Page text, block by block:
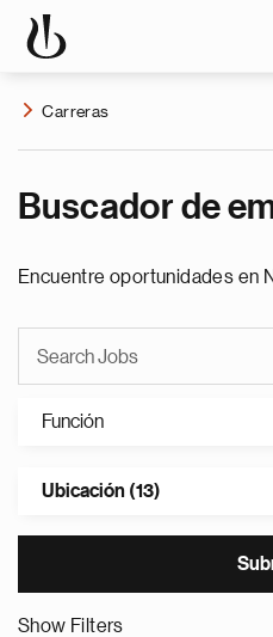
Carreras
Buscador de
Encuentre oportunidades en
Función
Ubicación (13)
Show Filters